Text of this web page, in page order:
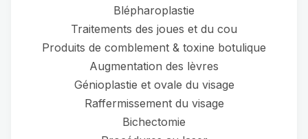
Blépharoplastie
Traitements des joues et du cou
Produits de comblement & toxine botulique
Augmentation des lèvres
Génioplastie et ovale du visage
Raffermissement du visage
Bichectomie